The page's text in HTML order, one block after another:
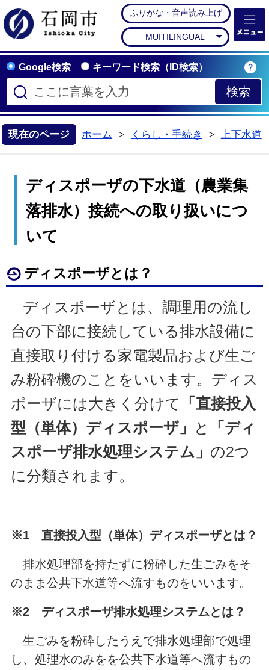
石岡市公式ホームペー
ふりがな・音声読み上げ
MUITILINGUAL
Google検索 キーワード検索（ID検索）
現在のページ ホーム
くらし・手続き
上下水道
ディスポーザの下水道（農業集
落排水）接続への取り扱いにつ
いて
ディスポーザとは？
ディスポーザとは、調理用の流し
台の下部に接続している排水設備に
直接取り付ける家電製品および生ご
み粉砕機のことをいいます。ディス
ポーザには大きく分けて
「直接投入
型（単体）ディスポーザ」
と
「ディ
スポーザ排水処理システム」 の2つ
に分類されます。
※1 直接投入型（単体）ディスポーザとは？
排水処理部を持たずに粉砕した生ごみをそ
のまま公共下水道等へ流すものをいいます。
※2 ディスポーザ排水処理システムとは？
生ごみを粉砕したうえで排水処理部で処理
し、処理水のみをを公共下水道等へ流すもの